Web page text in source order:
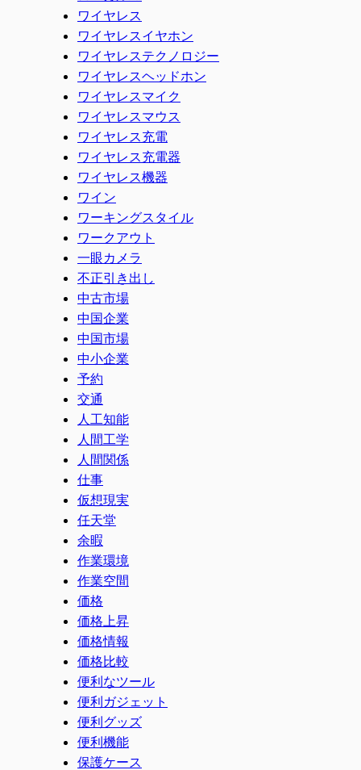
ワイヤレス
ワイヤレスイヤホン
ワイヤレステクノロジー
ワイヤレスヘッドホン
ワイヤレスマイク
ワイヤレスマウス
ワイヤレス充電
ワイヤレス充電器
ワイヤレス機器
ワイン
ワーキングスタイル
ワークアウト
一眼カメラ
不正引き出し
中古市場
中国企業
中国市場
中小企業
予約
交通
人工知能
人間工学
人間関係
仕事
仮想現実
任天堂
余暇
作業環境
作業空間
価格
価格上昇
価格情報
価格比較
便利なツール
便利ガジェット
便利グッズ
便利機能
保護ケース